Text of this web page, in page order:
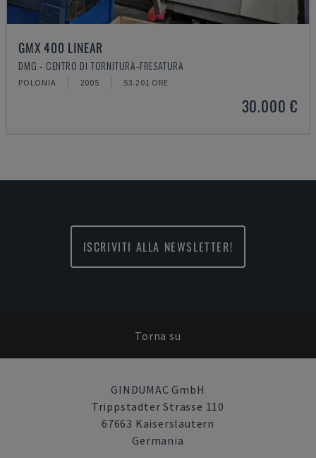
GMX 400 LINEAR
DMG - CENTRO DI TORNITURA-FRESATURA
POLONIA 2005 53.201 ORE
30.000 €
ISCRIVITI ALLA NEWSLETTER!
Torna su
GINDUMAC GmbH
Trippstadter Strasse 110
67663 Kaiserslautern
Germania